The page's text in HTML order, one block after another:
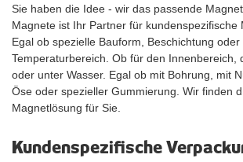
Sie haben die Idee - wir das passende
Magnete ist Ihr Partner für kundenspezifische
Egal ob spezielle Bauform, Beschichtung oder
Temperaturbereich. Ob für den Innenbereich,
oder unter Wasser. Egal ob mit Bohrung, mit
Öse oder spezieller Gummierung. Wir finden
Magnetlösung für Sie.
Kundenspezifische